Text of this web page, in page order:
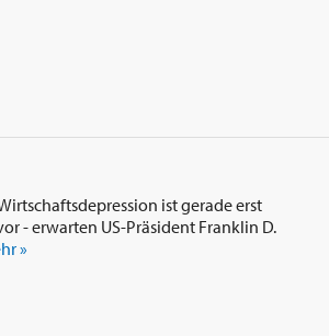
ist gerade erst
- erwarten US-Präsident Franklin D.
»